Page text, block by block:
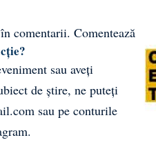
comentarii. Comentează
sau aveți
de știre, ne puteți
sau pe conturile
.